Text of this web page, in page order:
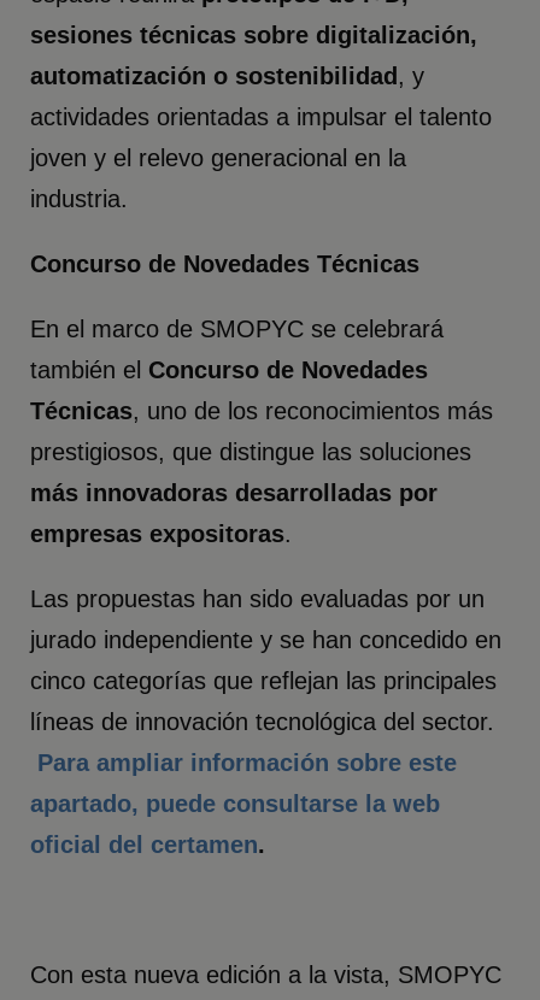
sesiones técnicas sobre digitalización,
automatización o sostenibilidad , y
actividades orientadas a impulsar el talento
joven y el relevo generacional en la
industria.
Concurso de Novedades Técnicas
En el marco de SMOPYC se celebrará
también el Concurso de Novedades
Técnicas, uno de los reconocimientos más
prestigiosos, que distingue las soluciones
más innovadoras desarrolladas por
empresas expositoras.
Las propuestas han sido evaluadas por un
jurado independiente y se han concedido en
cinco categorías que reflejan las principales
líneas de innovación tecnológica del sector.
Para ampliar información sobre este
apartado, puede consultarse la web
oficial del certamen.
Con esta nueva edición a la vista, SMOPYC